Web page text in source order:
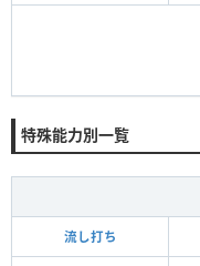
特殊能力別一覧
流し打ち